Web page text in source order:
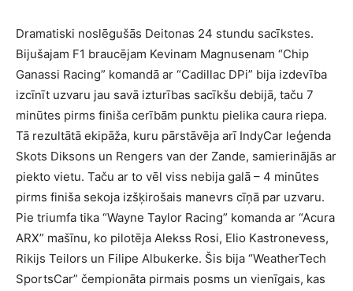
Dramatiski noslēgušās Deitonas 24 stundu sacīkstes.
Bijušajam F1 braucējam Kevinam Magnusenam “Chip
Ganassi Racing” komandā ar “Cadillac DPi” bija izdevība
izcīnīt uzvaru jau savā izturības sacīkšu debijā, taču 7
minūtes pirms finiša cerībām punktu pielika caura riepa.
Tā rezultātā ekipāža, kuru pārstāvēja arī IndyCar leģenda
Skots Diksons un Rengers van der Zande, samierinājās ar
piekto vietu. Taču ar to vēl viss nebija galā – 4 minūtes
pirms finiša sekoja izšķirošais manevrs cīņā par uzvaru.
Pie triumfa tika “Wayne Taylor Racing” komanda ar “Acura
ARX” mašīnu, ko pilotēja Alekss Rosi, Elio Kastronevess,
Rikijs Teilors un Filipe Albukerke. Šis bija “WeatherTech
SportsCar” čempionāta pirmais posms un vienīgais, kas